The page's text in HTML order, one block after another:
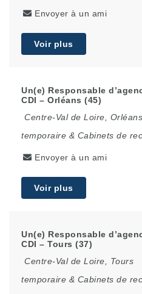
Envoyer à un ami
Voir plus
Un(e) Responsable
CDI – Orléans (45)
Centre-Val de Loire, Orléans
temporaire & Cabinets de
Envoyer à un ami
Voir plus
Un(e) Responsable
CDI – Tours (37)
Centre-Val de Loire, Tours
temporaire & Cabinets de